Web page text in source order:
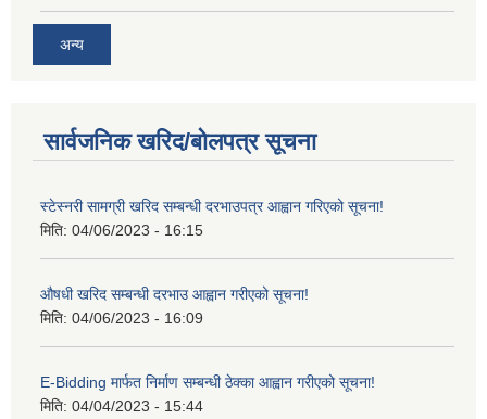
अन्य
सार्वजनिक खरिद/बोलपत्र सूचना
स्टेस्नरी सामग्री खरिद सम्बन्धी दरभाउपत्र आह्वान गरिएको सूचना!
मिति: 04/06/2023 - 16:15
औषधी खरिद सम्बन्धी दरभाउ आह्वान गरीएको सूचना!
मिति: 04/06/2023 - 16:09
E-Bidding मार्फत निर्माण सम्बन्धी ठेक्का आह्वान गरीएको सूचना!
मिति: 04/04/2023 - 15:44